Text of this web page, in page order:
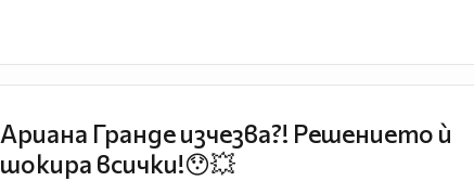
Ариана Гранде изчезва?! Решението ѝ
шокира всички!😯💥